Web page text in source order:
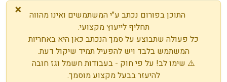
×
התוכן בפורום נכתב ע"י המשתמשים ואינו מהווה
תחליף לייעוץ מקצועי.
כל פעולה שתבוצע על סמך הנכתב כאן היא באחריות
המשתמש בלבד ויש להפעיל תמיד שיקול דעת.
⚠️ שימו לב! על פי חוק - בעבודות חשמל וגז חובה
להיעזר בבעל מקצוע מוסמך.